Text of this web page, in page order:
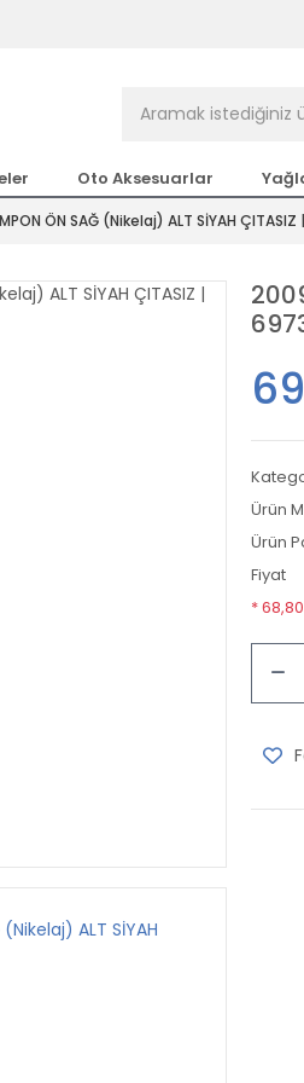
Oto Aksesuarlar
ÖN SAĞ (Nikelaj) ALT SİYAH
Ürün
Ürün
Fiyat
*